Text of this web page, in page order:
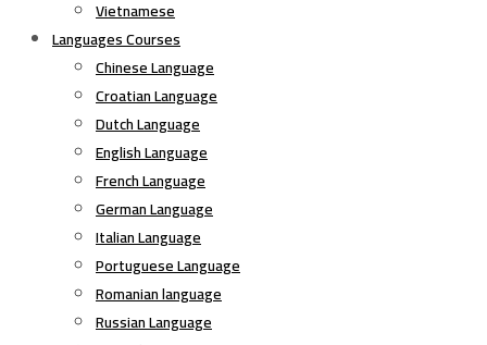
Vietnamese
Languages Courses
Chinese Language
Croatian Language
Dutch Language
English Language
French Language
German Language
Italian Language
Portuguese Language
Romanian language
Russian Language